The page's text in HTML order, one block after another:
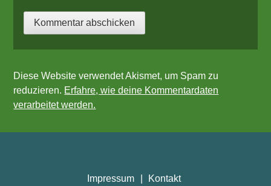
Diese Website verwendet Akismet, um Spam zu
reduzieren. Erfahre, wie deine Kommentardaten
verarbeitet werden.
Impressum Kontakt